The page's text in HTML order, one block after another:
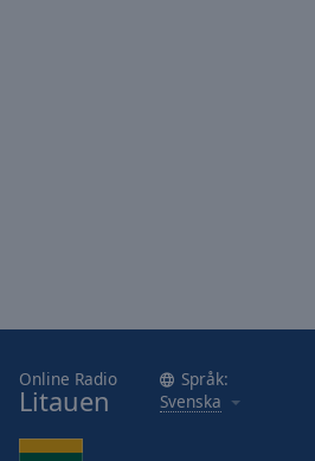
Font
Family
Online Radio
Litauen
Språk:
Svenska